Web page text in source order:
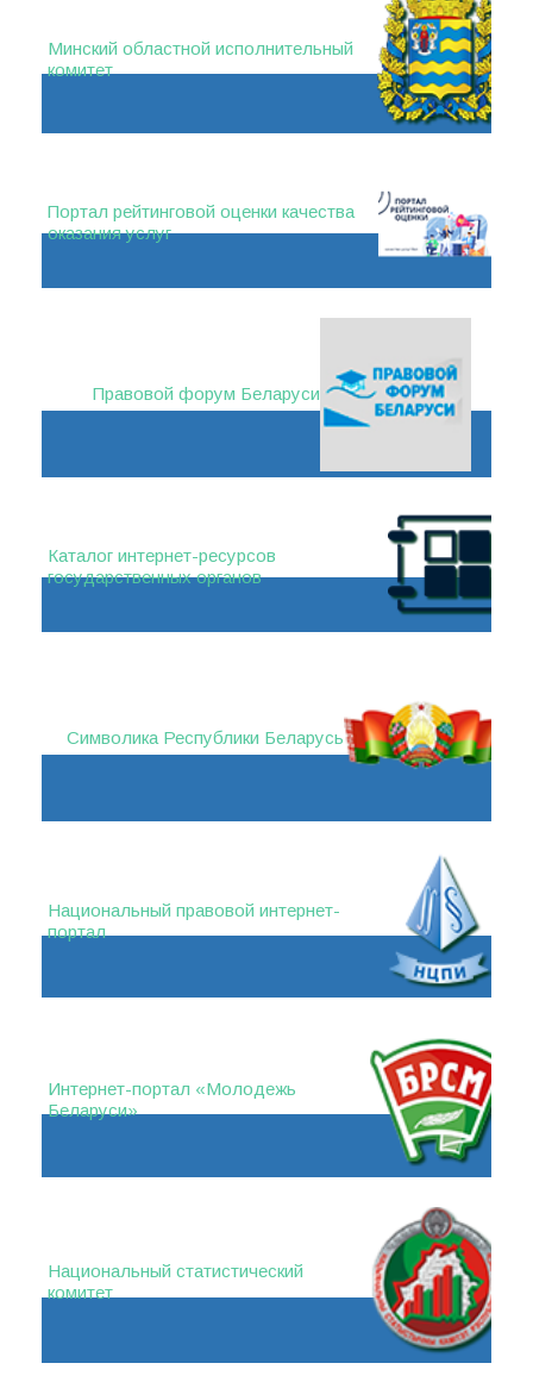
Минский областной исполнительный
комитет
Портал рейтинговой оценки качества
оказания услуг
Правовой форум Беларуси
Каталог интернет-ресурсов
государственных органов
Символика Республики Беларусь
Национальный правовой интернет-
портал
Интернет-портал «Молодежь
Беларуси»
Национальный статистический
комитет